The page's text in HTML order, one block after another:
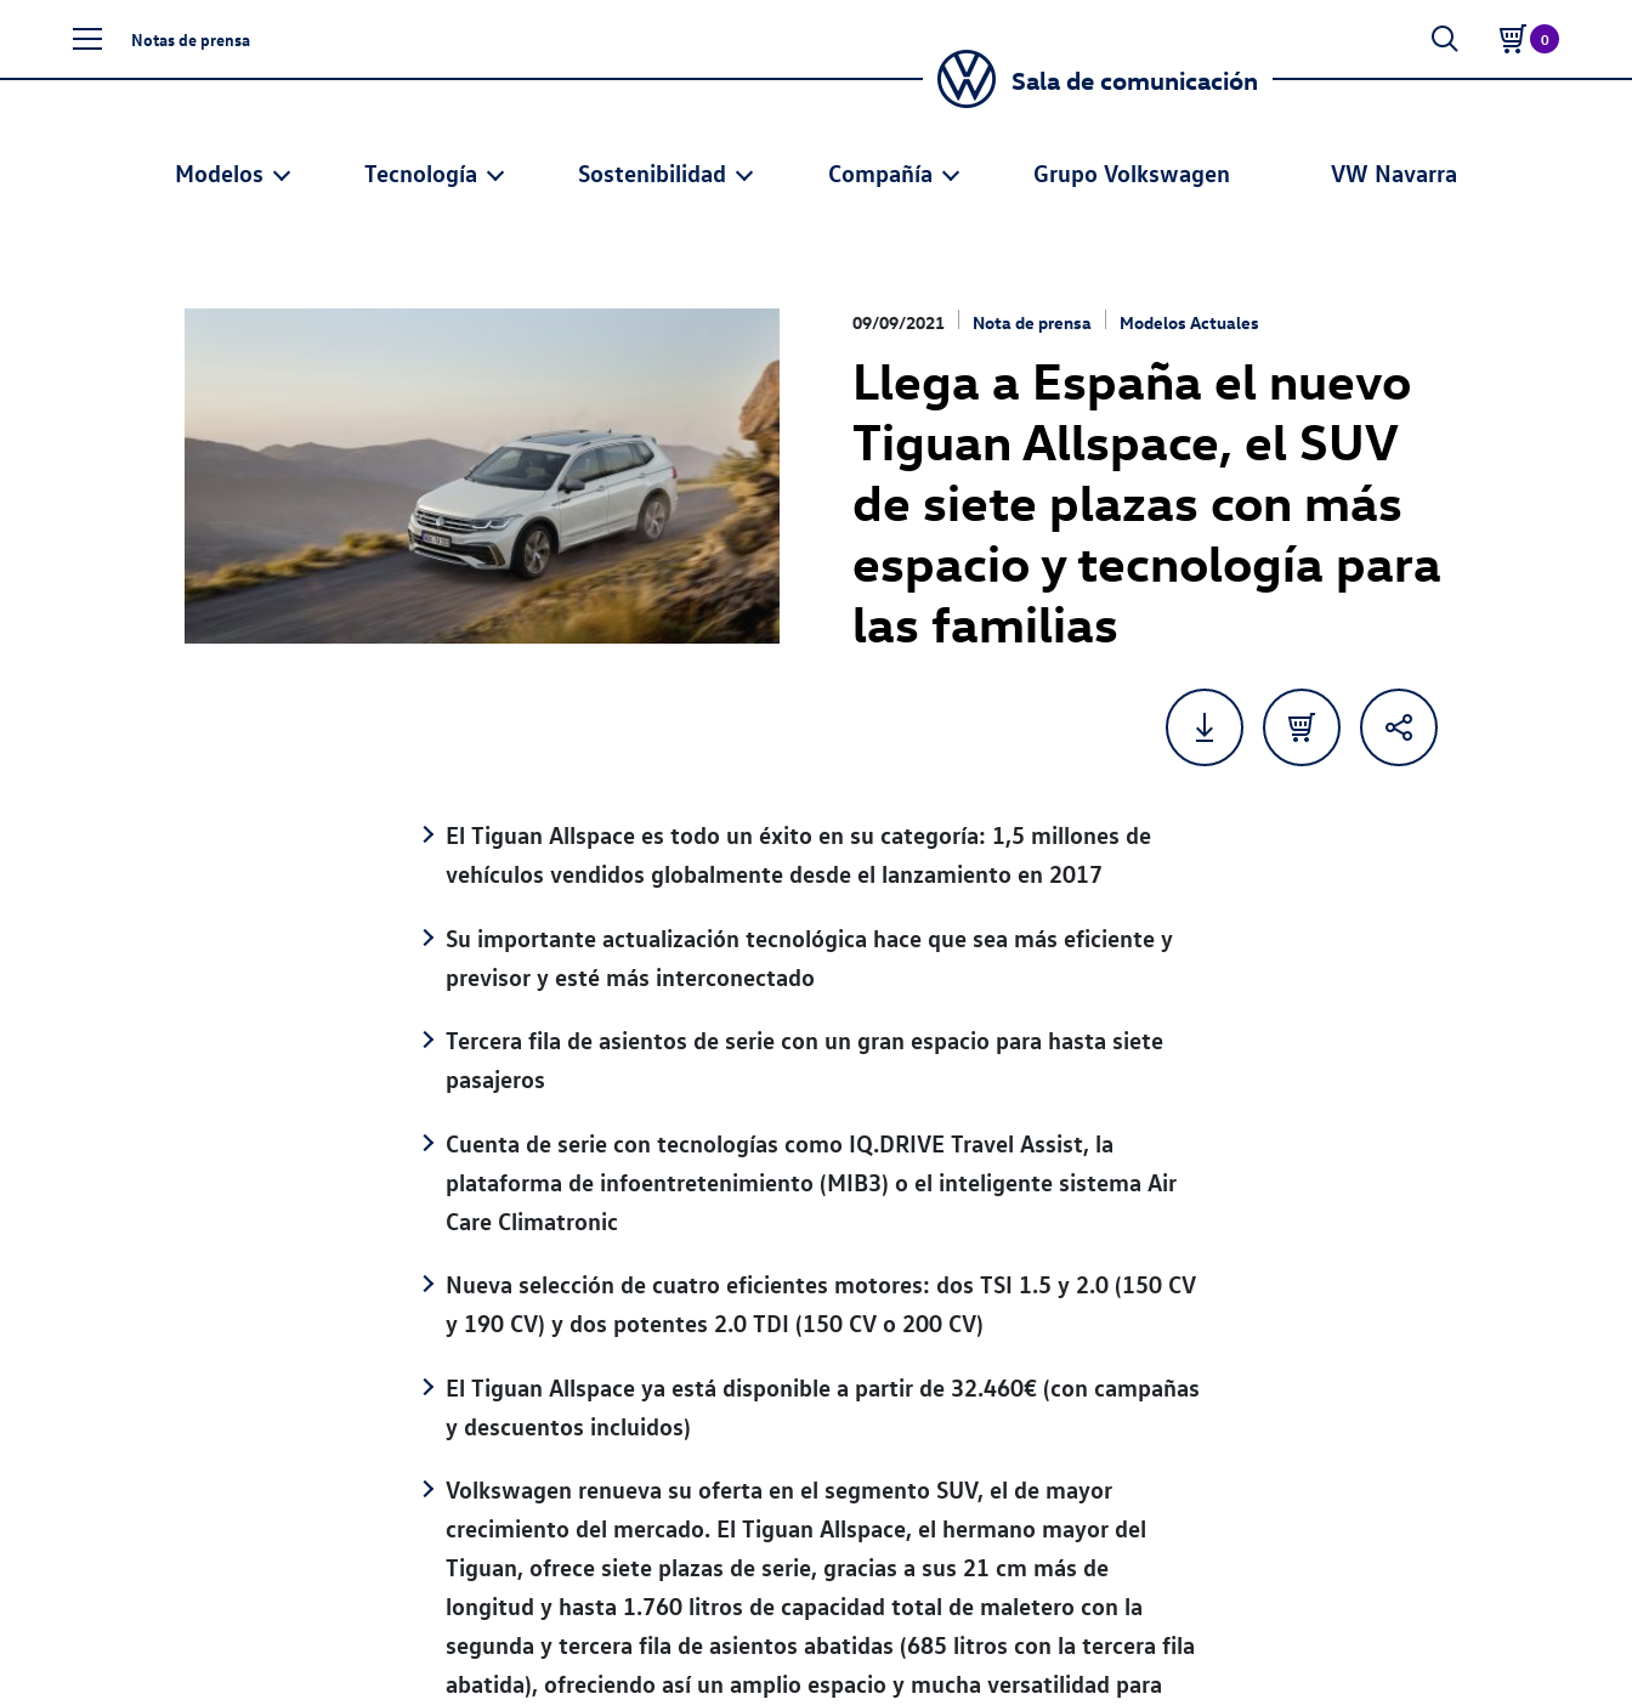
Notas de prensa 0
Sala de comunicación
Modelos Tecnología Sostenibilidad Compañía Grupo Volkswagen VW Navarra
09/09/2021 Nota de prensa Modelos Actuales
Llega a España el nuevo
Tiguan Allspace, el SUV
de siete plazas con más
espacio y tecnología para
las familias
El Tiguan Allspace es todo un éxito en su categoría: 1,5 millones de
vehículos vendidos globalmente desde el lanzamiento en 2017
Su importante actualización tecnológica hace que sea más eficiente y
previsor y esté más interconectado
Tercera fila de asientos de serie con un gran espacio para hasta siete
pasajeros
Cuenta de serie con tecnologías como IQ.DRIVE Travel Assist, la
plataforma de infoentretenimiento (MIB3) o el inteligente sistema Air
Care Climatronic
Nueva selección de cuatro eficientes motores: dos TSI 1.5 y 2.0 (150 CV
y 190 CV) y dos potentes 2.0 TDI (150 CV o 200 CV)
El Tiguan Allspace ya está disponible a partir de 32.460€ (con campañas
y descuentos incluidos)
Volkswagen renueva su oferta en el segmento SUV, el de mayor
crecimiento del mercado. El Tiguan Allspace, el hermano mayor del
Tiguan, ofrece siete plazas de serie, gracias a sus 21 cm más de
longitud y hasta 1.760 litros de capacidad total de maletero con la
segunda y tercera fila de asientos abatidas (685 litros con la tercera fila
abatida), ofreciendo así un amplio espacio y mucha versatilidad para